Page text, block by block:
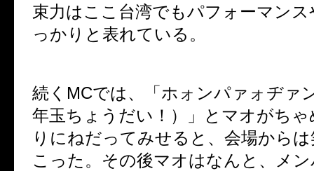
束力はここ台湾でもパフォーマン
っかりと表れている。
続く MCでは、「ホォンパァォヂァ
年玉ちょうだい！）」とマオがち
りにねだってみせると、会場から
こった。その後マオはなんと、メ